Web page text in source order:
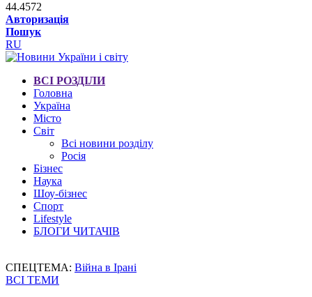
44.4572
Авторизація
Пошук
RU
ВСІ РОЗДІЛИ
Головна
Україна
Місто
Світ
Всі новини розділу
Росія
Бізнес
Наука
Шоу-бізнес
Спорт
Lifestyle
БЛОГИ ЧИТАЧІВ
СПЕЦТЕМА: Війна в Ірані
ВСІ ТЕМИ